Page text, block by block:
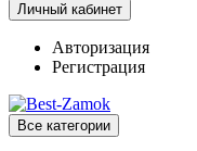
Личный кабинет
Авторизация
Регистрация
Все категории